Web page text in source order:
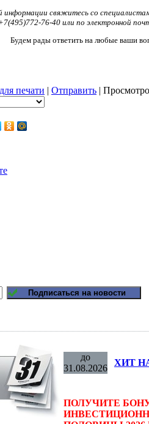
информации свяжитесь со
76-40 или по электронной
Будем рады ответить на любые ваши
печати | Отправить |
до
31.08.2026
ХИТ
ПОЛУЧИТЕ